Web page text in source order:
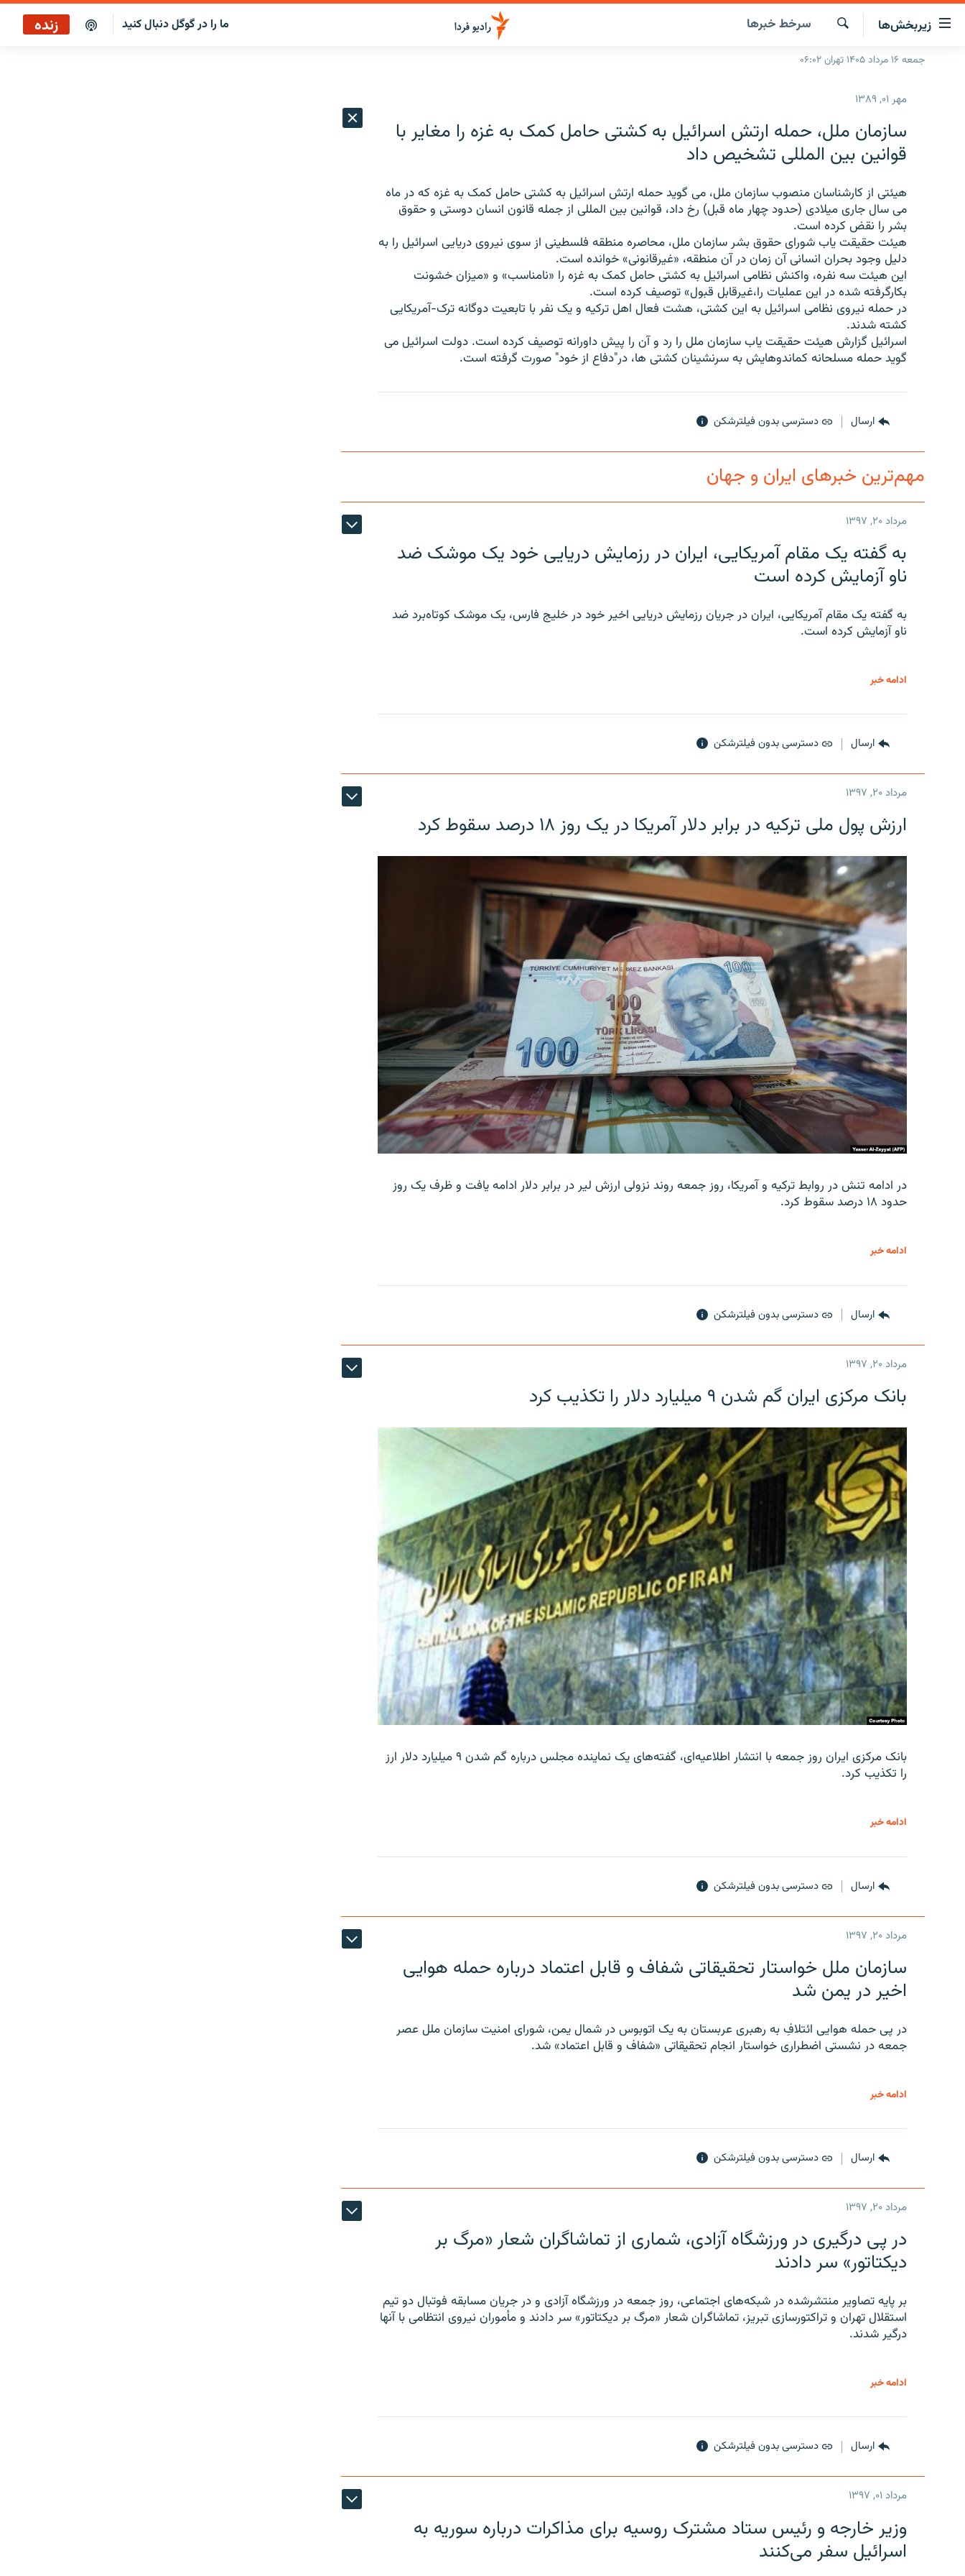
لینک‌های
قابلیت
دسترسی
زیربخش‌ها
صفحه اصلی
انتخاب کنید و بشنوید
برنامه‌های رادیویی
چندرسانه‌ای
گزارش‌های تصویری
گزارش‌های ویدئویی
جستجو
سرخط‌ خبرها ما را در گوگل دنبال کنید زنده
جمعه ۱۶ مرداد ۱۴۰۵ تهران ۰۶:۰۲
مهر ۰۱, ۱۳۸۹
سازمان ملل، حمله ارتش اسرائیل به کشتی حامل کمک به غزه را مغایر با
قوانین بین المللی تشخیص داد
هیئتی از کارشناسان منصوب سازمان ملل، می گوید حمله ارتش اسرائیل به کشتی حامل کمک به غزه که در ماه
می سال جاری میلادی (حدود چهار ماه قبل) رخ داد، قوانین بین المللی از جمله قانون انسان دوستی و حقوق
بشر را نقض کرده است.
هیئت حقیقت یاب شورای حقوق بشر سازمان ملل، محاصره منطقه فلسطینی از سوی نیروی دریایی اسرائیل را به
دلیل وجود بحران انسانی آن زمان در آن منطقه، «غیرقانونی» خوانده است.
این هیئت سه نفره، واکنش نظامی اسرائیل به کشتی حامل کمک به غزه را «نامناسب» و «میزان خشونت
بکارگرفته شده در این عملیات را،غیرقابل قبول» توصیف کرده است.
در حمله نیروی نظامی اسرائیل به این کشتی، هشت فعال اهل ترکیه و یک نفر با تابعیت دوگانه ترک-آمریکایی
کشته شدند.
اسرائیل گزارش هیئت حقیقت یاب سازمان ملل را رد و آن را پیش داورانه توصیف کرده است. دولت اسرائیل می
گوید حمله مسلحانه کماندوهایش به سرنشینان کشتی ها، در"دفاع از خود" صورت گرفته است.
ارسال دسترسی بدون فیلترشکن
مهم‌ترین خبرهای ایران و جهان
مرداد ۲۰, ۱۳۹۷
به گفته یک مقام آمریکایی، ایران در رزمایش دریایی خود یک موشک ضد
ناو آزمایش کرده است
به گفته یک مقام آمریکایی، ایران در جریان رزمایش دریایی اخیر خود در خلیج فارس، یک موشک کوتاه‌برد ضد
ناو آزمایش کرده است.
ادامه خبر
ارسال دسترسی بدون فیلترشکن
مرداد ۲۰, ۱۳۹۷
ارزش پول ملی ترکیه در برابر دلار آمریکا در یک روز ۱۸ درصد سقوط کرد
در ادامه تنش در روابط ترکیه و آمریکا، روز جمعه روند نزولی ارزش لیر در برابر دلار ادامه یافت و ظرف یک روز
حدود ۱۸ درصد سقوط کرد.
ادامه خبر
ارسال دسترسی بدون فیلترشکن
مرداد ۲۰, ۱۳۹۷
بانک مرکزی ایران گم شدن ۹ میلیارد دلار را تکذیب کرد
بانک مرکزی ایران روز جمعه با انتشار اطلاعیه‌ای، گفته‌های یک نماینده مجلس درباره گم شدن ۹ میلیارد دلار ارز
را تکذیب کرد.
ادامه خبر
ارسال دسترسی بدون فیلترشکن
مرداد ۲۰, ۱۳۹۷
سازمان ملل خواستار تحقیقاتی شفاف و قابل اعتماد درباره حمله هوایی
اخیر در یمن شد
در پی حمله هوایی ائتلافِ به رهبری عربستان به یک اتوبوس در شمال یمن، شورای امنیت سازمان ملل عصر
جمعه در نشستی اضطراری خواستار انجام تحقیقاتی «شفاف و قابل اعتماد» شد.
ادامه خبر
ارسال دسترسی بدون فیلترشکن
مرداد ۲۰, ۱۳۹۷
در پی درگیری در ورزشگاه آزادی، شماری از تماشاگران شعار «مرگ بر
دیکتاتور» سر دادند
بر پایه تصاویر منتشرشده در شبکه‌های اجتماعی، روز جمعه در ورزشگاه آزادی و در جریان مسابقه فوتبال دو تیم
استقلال تهران و تراکتورسازی تبریز، تماشاگران شعار «مرگ بر دیکتاتور» سر دادند و مأموران نیروی انتظامی با آنها
درگیر شدند.
ادامه خبر
ارسال دسترسی بدون فیلترشکن
مرداد ۰۱, ۱۳۹۷
وزیر خارجه و رئیس‌ ستاد مشترک روسیه برای مذاکرات درباره سوریه به
اسرائیل سفر می‌کنند